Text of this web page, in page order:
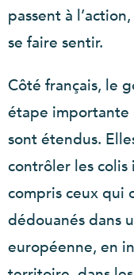
passent à
se faire sentir.
Côté français, le
étape importante
sont étendus.
contrôler les colis
compris ceux qui
dédouanés dans
européenne, en